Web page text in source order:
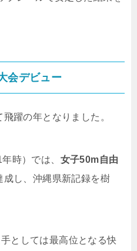
会デビュー
躍の年となりました。
時）では、 女子50m自由
成し、沖縄県新記録を樹
としては最高位となる快